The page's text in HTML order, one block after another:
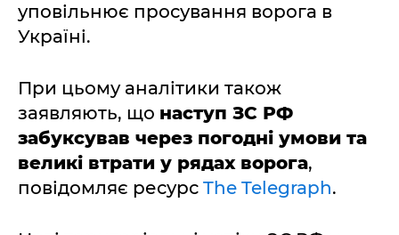
уповільнює просування ворога в
Україні.
При цьому аналітики також
заявляють, що наступ ЗС РФ
забуксував через погодні умови та
великі втрати у рядах ворога,
повідомляє ресурс The Telegraph.